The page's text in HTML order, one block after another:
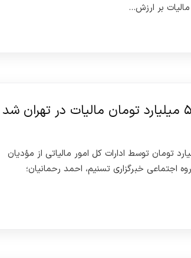
بر ارزش…
سازمان بازرسی کل کشور از وصول بیش از ۵۱ هزار و ۵۲۴ میلیارد تومان توسط ادارات کل امور مالیاتی از مؤدیان
اجتماعی خبرگزاری تسنیم، احمد رحمانیان؛